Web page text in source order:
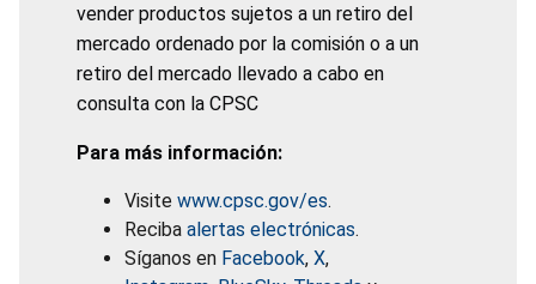
vender productos sujetos a un retiro del
mercado ordenado por la comisión o a un
retiro del mercado llevado a cabo en
consulta con la CPSC
Para más información:
Visite www.cpsc.gov/es.
Reciba alertas electrónicas.
Síganos en Facebook, X,